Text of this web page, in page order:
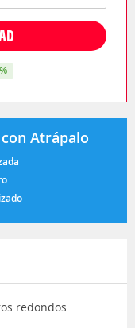
Atrápalo
redondos